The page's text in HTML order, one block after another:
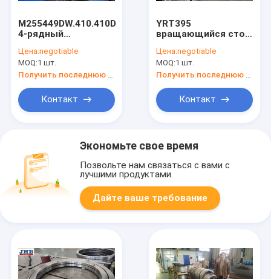
M255449DW.410.410D
4-рядный
подшипник размер
288.925x406.4x298.45
мм
Цена:negotiable
MOQ:1 шт.
Контакт
YRT395
вращающийся стол
ценой 525x395x65
мм на
складах,предложение
Цена:negotiable
MOQ:1 шт.
Контакт
Экономьте свое время
Позвольте нам связаться с вами с
лучшими продуктами.
Дайте ваше требование